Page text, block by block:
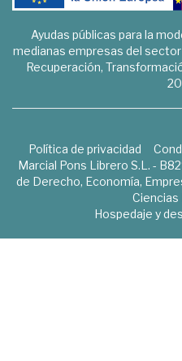
Ayudas públicas para la
medianas empresas del
Recuperación,
Política de privacidad
Marcial Pons Librero S.L. -
de Derecho, Economía,
Ciencias
Hospedaje y